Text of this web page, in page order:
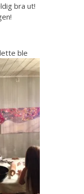
bra ut!
ble